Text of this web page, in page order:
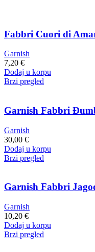
Fabbri Cuori di
Garnish
7,20 €
Dodaj u korpu
Brzi pregled
Garnish Fabbri
Garnish
30,00 €
Dodaj u korpu
Brzi pregled
Garnish Fabbri
Garnish
10,20 €
Dodaj u korpu
Brzi pregled